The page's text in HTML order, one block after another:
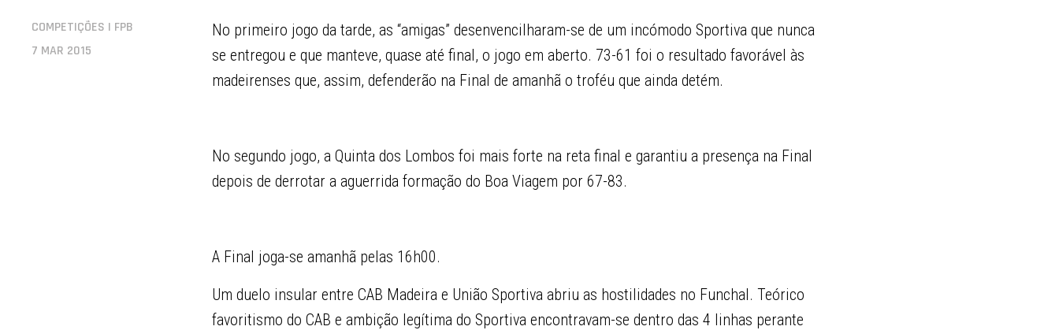
COMPETIÇÕES | FPB
7 MAR 2015
No primeiro jogo da tarde, as “amigas” desenvencilharam-se de um incómodo Sportiva que nunca
se entregou e que manteve, quase até final, o jogo em aberto. 73-61 foi o resultado favorável às
madeirenses que, assim, defenderão na Final de amanhã o troféu que ainda detém.
No segundo jogo, a Quinta dos Lombos foi mais forte na reta final e garantiu a presença na Final
depois de derrotar a aguerrida formação do Boa Viagem por 67-83.
A Final joga-se amanhã pelas 16h00.
Um duelo insular entre CAB Madeira e União Sportiva abriu as hostilidades no Funchal. Teórico
favoritismo do CAB e ambição legítima do Sportiva encontravam-se dentro das 4 linhas perante